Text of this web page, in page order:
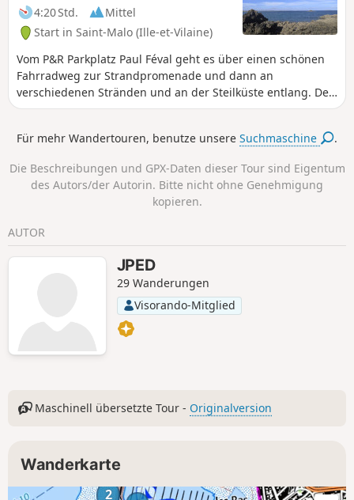
4:20 Std.
Mittel
Start in Saint-Malo (Ille-et-Vilaine)
Vom P&R Parkplatz Paul Féval geht es über einen schönen
Fahrradweg zur Strandpromenade und dann an
verschiedenen Stränden und an der Steilküste entlang. Der
Rückweg erfolgt überwiegend durch schöne Viertel der
Für mehr Wandertouren, benutze unsereSuchmaschine .
Die Beschreibungen und GPX-Daten dieser Tour sind Eigentum
des Autors/der Autorin. Bitte nicht ohne Genehmigung
kopieren.
AUTOR
JPED
29 Wanderungen
Visorando-Mitglied
Maschinell übersetzte Tour - Originalversion
Wanderkarte
2